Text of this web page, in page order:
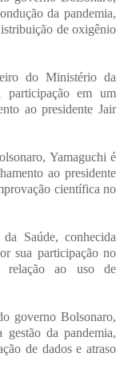
da pandemia,
de oxigênio
do Ministério da
participação em um
ao presidente Jair
Yamaguchi é
ao presidente
científica no
Saúde, conhecida
sua participação no
relação ao uso de
governo Bolsonaro,
da pandemia,
de dados e atraso